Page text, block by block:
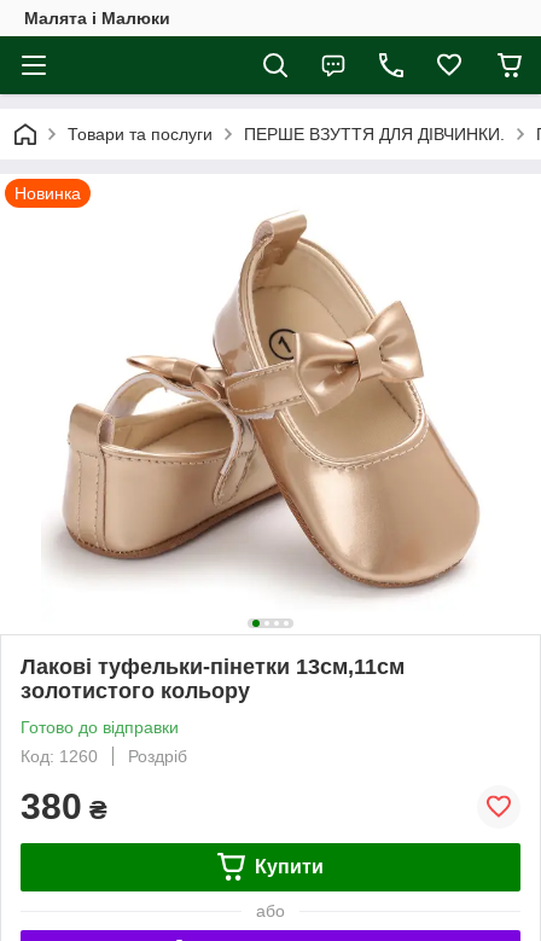
Малята і Малюки
Товари та послуги ПЕРШЕ ВЗУТТЯ ДЛЯ ДІВЧИНКИ.
Новинка
Лакові туфельки-пінетки 13см,11см
золотистого кольору
Готово до відправки
Код: 1260
Роздріб
380 ₴
Купити
або